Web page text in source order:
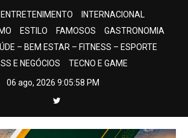
ENTRETENIMENTO
INTERNACIONAL
ESTILO FAMOSOS
GASTRONOMIA
– BEM ESTAR – FITNESS – ESPORTE
E NEGÓCIOS
TECNO E GAME
06 ago, 2026 9:06:01 PM